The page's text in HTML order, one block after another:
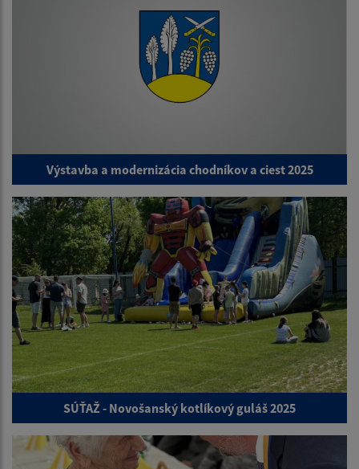
Výstavba a modernizácia chodníkov a ciest 2025
SÚŤAŽ - Novošanský kotlíkový guláš 2025